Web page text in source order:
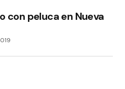
con peluca en Nueva